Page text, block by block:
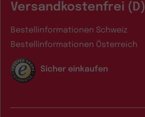
Versandkostenfrei (D)
Bestellinformationen Schweiz
Bestellinformationen Österreich
Sicher einkaufen